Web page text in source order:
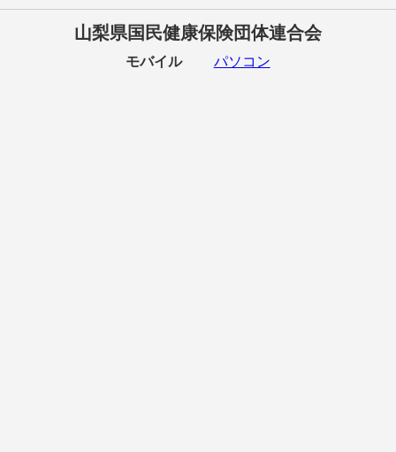
山梨県国民健康保険団体連合会
モバイル パソコン